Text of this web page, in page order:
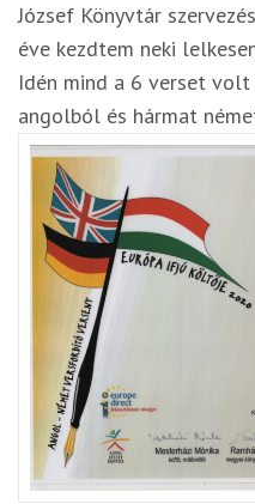
József Könyvtár
éve kezdtem neki
Idén mind a 6 verset
angolból és hármat